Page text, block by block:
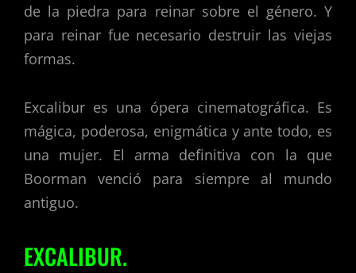
de la piedra para reinar sobre el género. Y
para reinar fue necesario destruir las viejas
formas.
Excalibur es una ópera cinematográfica. Es
mágica, poderosa, enigmática y ante todo, es
una mujer. El arma definitiva con la que
Boorman venció para siempre al mundo
antiguo.
EXCALIBUR.